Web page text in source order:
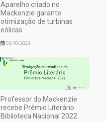
Aparelho criado no
Mackenzie garante
otimização de turbinas
eólicas
03/10/2023
Professor do Mackenzie
recebe Prêmio Literário
Biblioteca Nacional 2022